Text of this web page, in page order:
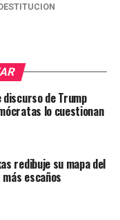
discurso de Trump
lo cuestionan
redibuje su mapa del
escaños